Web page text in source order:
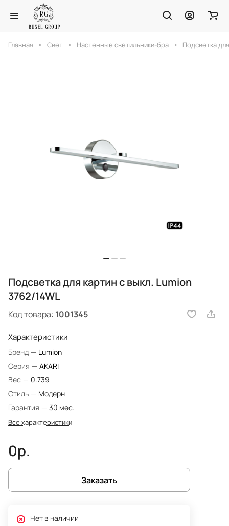
Главная Свет Настенные светильники-бра Подсветка
Подсветка для картин с выкл. Lumion
3762/14WL
Код товара: 1001345
Характеристики
Бренд — Lumion
Серия — AKARI
Вес — 0.739
Стиль — Модерн
Гарантия — 30 мес.
Все характеристики
0р.
Заказать
Нет в наличии